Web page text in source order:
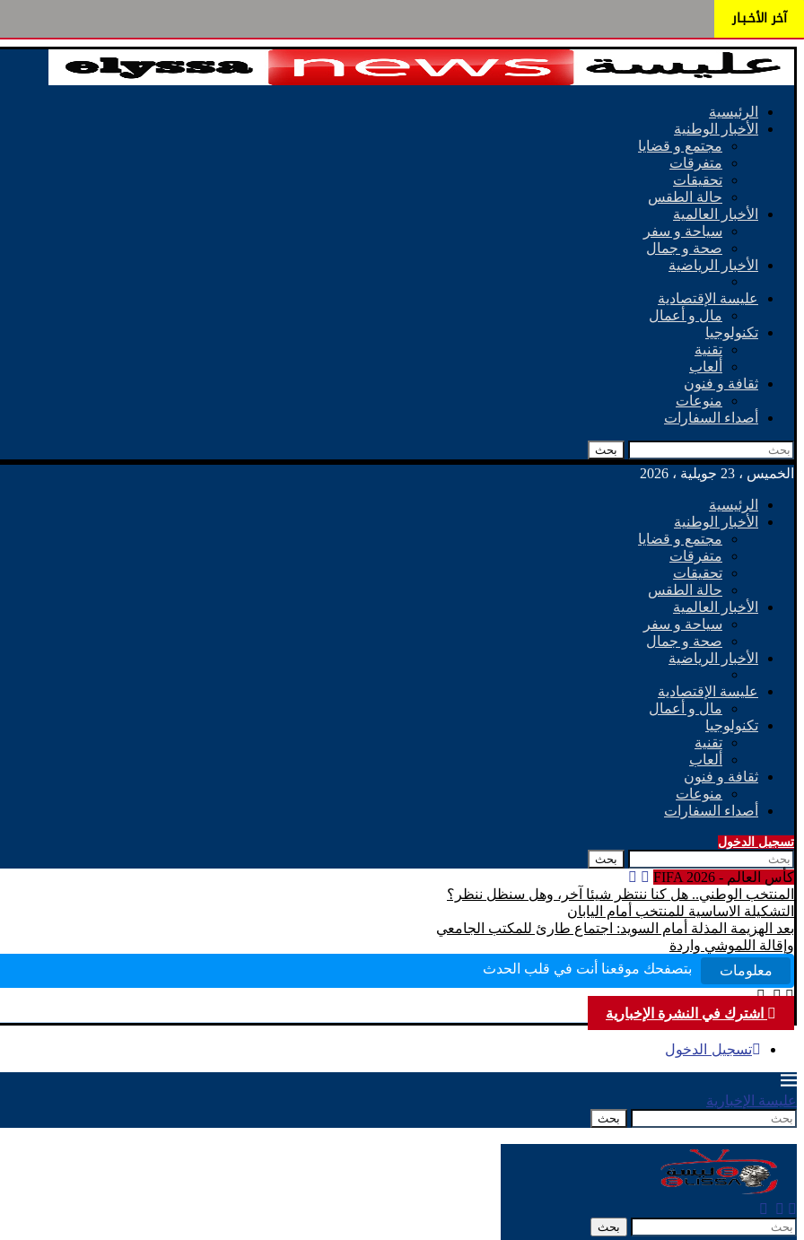
آخر الأخـبـار
الرئيسية
الأخبار الوطنية
مجتمع و قضايا
متفرقات
تحقيقات
حالة الطقس
الأخبار العالمية
سياحة و سفر
صحة و جمال
الأخبار الرياضية
عليسة الإقتصادية
مال و أعمال
تكنولوجيا
تقنية
ألعاب
ثقافة و فنون
منوعات
أصداء السفارات
بحث
الخميس ، 23 جويلية ، 2026
الرئيسية
الأخبار الوطنية
مجتمع و قضايا
متفرقات
تحقيقات
حالة الطقس
الأخبار العالمية
سياحة و سفر
صحة و جمال
الأخبار الرياضية
عليسة الإقتصادية
مال و أعمال
تكنولوجيا
تقنية
ألعاب
ثقافة و فنون
منوعات
أصداء السفارات
تسجيل الدخول
بحث
كأس العالم - FIFA 2026
المنتخب الوطني.. هل كنا ننتظر شيئا آخر، وهل سنظل ننظر؟
التشكيلة الاساسية للمنتخب أمام اليابان
بعد الهزيمة المذلة أمام السويد: اجتماع طارئ للمكتب الجامعي
وإقالة اللموشي واردة
معلومات
مرحبا بكم في موقع عليسة الإخبارية
بتصفحك موقعنا أنت في قلب الحدث
شاركنا تفاعلاتك وأقتراحاتك
بكم نرتقي إلى ما هو أفضل
اشترك في النشرة الإخبارية
تسجيل الدخول
عليسة الإخبارية
بحث
بحث